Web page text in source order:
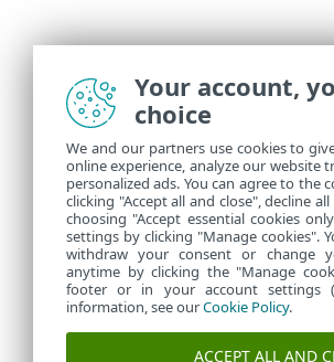
Your account,
choice
We and our partners use cookies to
online experience, analyze our website
personalized ads. You can agree to the
clicking "Accept all and close", decline
choosing "Accept essential cookies
settings by clicking "Manage cookies".
withdraw your consent or change
anytime by clicking the "Manage
footer or in your account settings
information, see ourCookie Policy.
ACCEPT ALL AND